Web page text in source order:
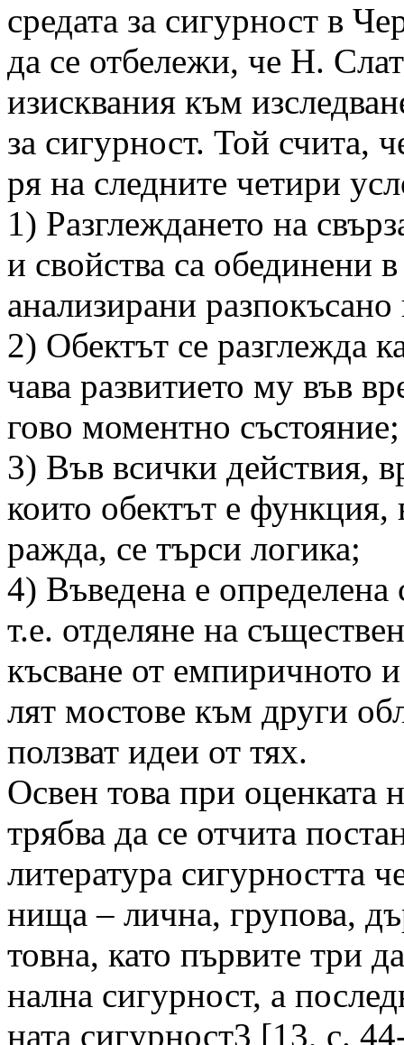
средата за сигурност в
да се отбележи, че Н.
изисквания към
за сигурност. Той счита,
ря на следните четири
1) Разглеждането на
и свойства са обединени
анализирани
2) Обектът се разглежда
чава развитието му във
гово моментно състояние;
3) Във всички действия,
които обектът е
ражда, се търси логика;
4) Въведена е определена
т.е. отделяне на
късване от емпиричното
лят мостове към други
ползват идеи от тях.
Освен това при оценката
трябва да се отчита
литература сигурността
нища – лична, групова,
товна, като първите три
нална сигурност, а
ната сигурност3 [13, с.